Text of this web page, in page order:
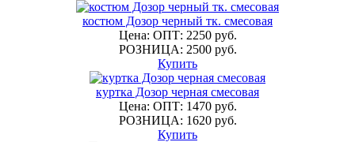
костюм Дозор черный тк. смесовая
Цена: ОПТ: 2250 руб.
РОЗНИЦА: 2500 руб.
Купить
куртка Дозор черная смесовая
Цена: ОПТ: 1470 руб.
РОЗНИЦА: 1620 руб.
Купить